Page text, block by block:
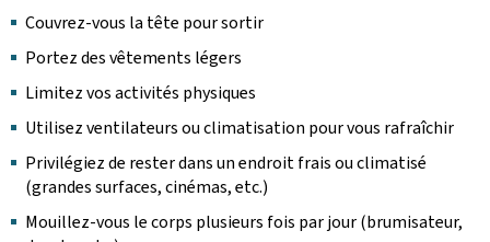
Couvrez-vous la tête pour sortir
Portez des vêtements légers
Limitez vos activités physiques
Utilisez ventilateurs ou climatisation pour vous rafraîchir
Privilégiez de rester dans un endroit frais ou climatisé
(grandes surfaces, cinémas, etc.)
Mouillez-vous le corps plusieurs fois par jour (brumisateur,